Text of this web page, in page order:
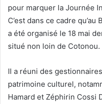
pour marquer la Journée
C’est dans ce cadre
a été organisé le 18 mai
situé non loin de Cotonou.
Il a réuni des
patrimoine culturel,
Hamard et Zéphirin Cossi